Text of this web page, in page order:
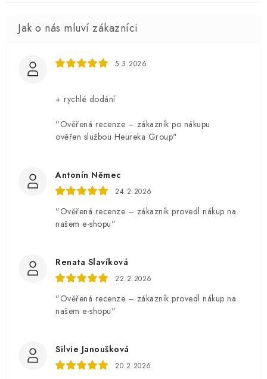
5.3.2026
+ rychlé dodání
"Ověřená recenze – zákazník po nákupu
ověřen službou Heureka Group"
Antonín Němec
24.2.2026
"Ověřená recenze – zákazník provedl nákup na
našem e-shopu"
Renata Slavíková
22.2.2026
"Ověřená recenze – zákazník provedl nákup na
našem e-shopu"
Silvie Janoušková
20.2.2026